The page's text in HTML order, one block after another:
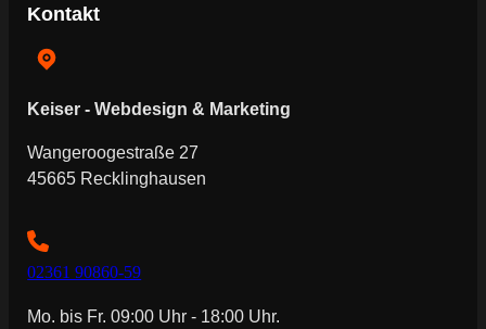
Kontakt
Keiser - Webdesign & Marketing
Wangeroogestraße 27
45665 Recklinghausen
02361 90860-59
Mo. bis Fr. 09:00 Uhr - 18:00 Uhr.